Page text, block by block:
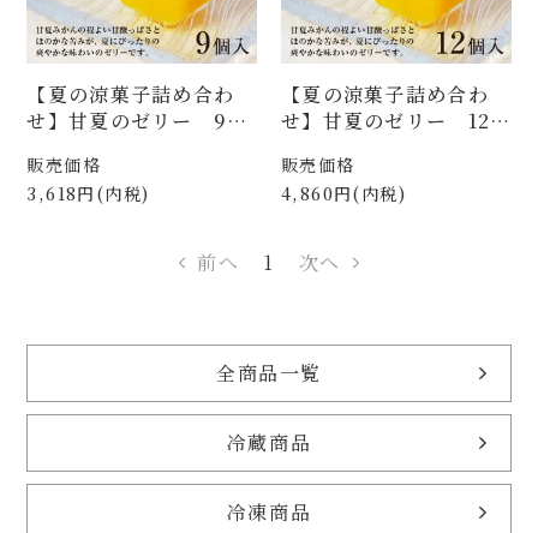
【夏の涼菓子詰め合わ
せ】甘夏のゼリー 9個
販売価格
3,618円(内税)
【夏の涼菓子詰め合わ
せ】甘夏のゼリー 12個
販売価格
4,860円(内税)
前へ 1 次へ
全商品一覧
冷蔵商品
冷凍商品